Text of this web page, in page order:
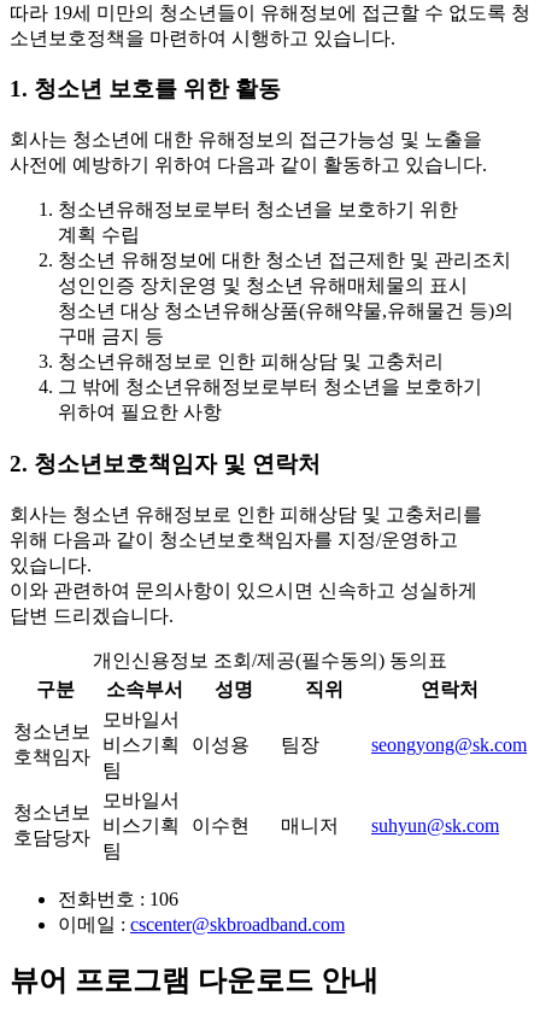
따라 19세 미만의 청소년들이 유해정보에 접근할 수 없도록 청
소년보호정책을 마련하여 시행하고 있습니다.
1. 청소년 보호를 위한 활동
회사는 청소년에 대한 유해정보의 접근가능성 및 노출을
사전에 예방하기 위하여 다음과 같이 활동하고 있습니다.
청소년유해정보로부터 청소년을 보호하기 위한
계획 수립
청소년 유해정보에 대한 청소년 접근제한 및 관리조치
성인인증 장치운영 및 청소년 유해매체물의 표시
청소년 대상 청소년유해상품(유해약물,유해물건 등)의
구매 금지 등
청소년유해정보로 인한 피해상담 및 고충처리
그 밖에 청소년유해정보로부터 청소년을 보호하기
위하여 필요한 사항
2. 청소년보호책임자 및 연락처
회사는 청소년 유해정보로 인한 피해상담 및 고충처리를
위해 다음과 같이 청소년보호책임자를 지정/운영하고
있습니다.
이와 관련하여 문의사항이 있으시면 신속하고 성실하게
답변 드리겠습니다.
개인신용정보 조회/제공(필수동의) 동의표
구분
소속부서 성명 직위 연락처
청소년보
호책임자
모바일서
비스기획
팀
이성용 팀장 seongyong@sk.com
청소년보
호담당자
모바일서
비스기획
팀
이수현 매니저 suhyun@sk.com
전화번호 : 106
이메일 : cscenter@skbroadband.com
뷰어 프로그램 다운로드 안내